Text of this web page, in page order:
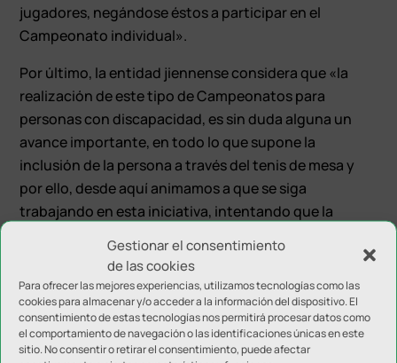
Gestionar el consentimiento
de las cookies
Para ofrecer las mejores experiencias, utilizamos tecnologías como las
cookies para almacenar y/o acceder a la información del dispositivo. El
consentimiento de estas tecnologías nos permitirá procesar datos como
el comportamiento de navegación o las identificaciones únicas en este
sitio. No consentir o retirar el consentimiento, puede afectar
jugadores, negándose éstos a participar en el
Campeonato individual».
Por último, la entidad jiennense considera que «la
realización de este tipo de Campeonatos para
personas con discapacidad, es sin duda alguna un
avance importante, en todo lo que supone la
inclusión de la persona a través del tenis de mesa y
por ello, desde aquí animamos a que se siga
trabajando en esta iniciativa, intentando que la
como que se promueva la participación en las mismas
condiciones que en el resto de los Campeonatos
nacionales o autonómicos oficiales».